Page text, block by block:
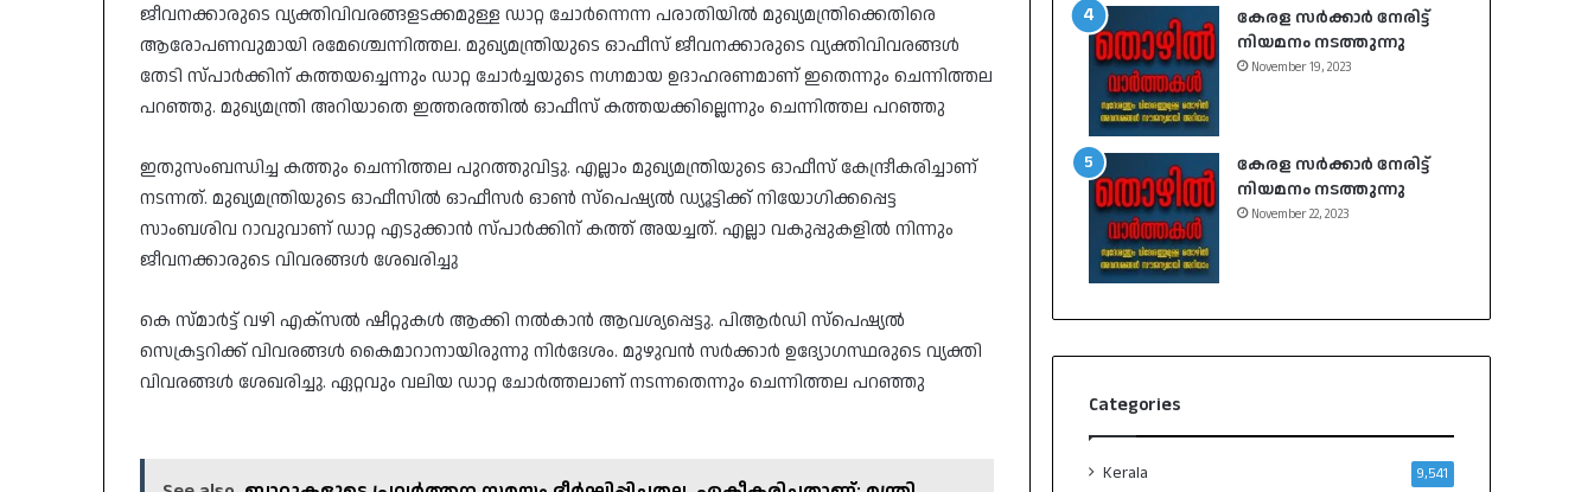
ജീവനക്കാരുടെ വ്യക്തിവിവരങ്ങളടക്കമുള്ള ഡാറ്റ ചോർന്നെന്ന പരാതിയിൽ മുഖ്യമന്ത്രിക്കെതിരെ
ആരോപണവുമായി രമേശ്ചെന്നിത്തല. മുഖ്യമന്ത്രിയുടെ ഓഫീസ് ജീവനക്കാരുടെ വ്യക്തിവിവരങ്ങൾ
തേടി സ്പാർക്കിന് കത്തയച്ചെന്നും ഡാറ്റ ചോർച്ചയുടെ നഗ്നമായ ഉദാഹരണമാണ് ഇതെന്നും ചെന്നിത്തല
പറഞ്ഞു. മുഖ്യമന്ത്രി അറിയാതെ ഇത്തരത്തിൽ ഓഫീസ് കത്തയക്കില്ലെന്നും ചെന്നിത്തല പറഞ്ഞു
ഇതുസംബന്ധിച്ച കത്തും ചെന്നിത്തല പുറത്തുവിട്ടു. എല്ലാം മുഖ്യമന്ത്രിയുടെ ഓഫീസ് കേന്ദ്രീകരിച്ചാണ്
നടന്നത്. മുഖ്യമന്ത്രിയുടെ ഓഫീസിൽ ഓഫീസർ ഓൺ സ്‌പെഷ്യൽ ഡ്യൂട്ടിക്ക് നിയോഗിക്കപ്പെട്ട
സാംബശിവ റാവുവാണ് ഡാറ്റ എടുക്കാൻ സ്പാർക്കിന് കത്ത് അയച്ചത്. എല്ലാ വകുപ്പുകളിൽ നിന്നും
ജീവനക്കാരുടെ വിവരങ്ങൾ ശേഖരിച്ചു
കെ സ്മാർട്ട് വഴി എക്‌സൽ ഷീറ്റുകൾ ആക്കി നൽകാൻ ആവശ്യപ്പെട്ടു. പിആർഡി സ്‌പെഷ്യൽ
സെക്രട്ടറിക്ക് വിവരങ്ങൾ കൈമാറാനായിരുന്നു നിർദേശം. മുഴുവൻ സർക്കാർ ഉദ്യോഗസ്ഥരുടെ വ്യക്തി
വിവരങ്ങൾ ശേഖരിച്ചു. ഏറ്റവും വലിയ ഡാറ്റ ചോർത്തലാണ് നടന്നതെന്നും ചെന്നിത്തല പറഞ്ഞു
കേരള സർക്കാർ നേരിട്ട്
നിയമനം നടത്തുന്നു
November 19, 2023
കേരള സർക്കാർ നേരിട്ട്
നിയമനം നടത്തുന്നു
November 22, 2023
Categories
Kerala 9,541